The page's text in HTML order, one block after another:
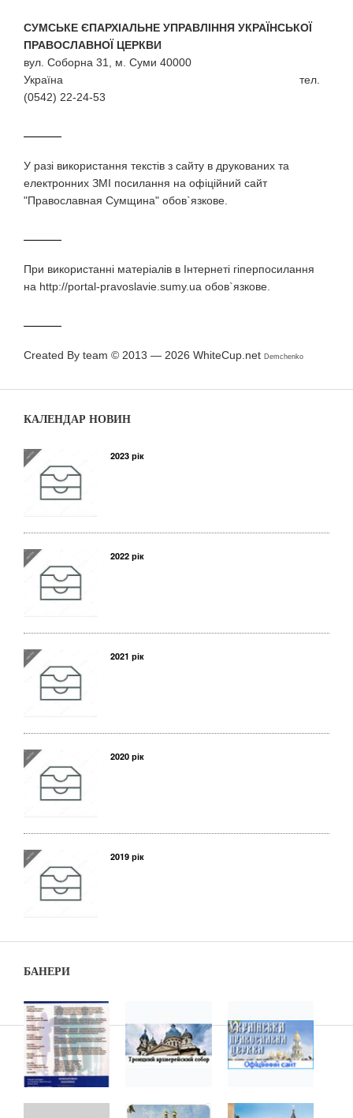
СУМСЬКЕ ЄПАРХІАЛЬНЕ УПРАВЛІННЯ УКРАЇНСЬКОЇ
ПРАВОСЛАВНОЇ ЦЕРКВИ
вул. Соборна 31, м. Суми 40000
Україна тел.
(0542) 22-24-53
У разi використання текстiв з сайту в друкованих та
електронних ЗМI посилання на офіційний сайт
"Православная Сумщина" обов`язкове.
При використаннi матерiалiв в Iнтернетi гiперпосилання
на http://portal-pravoslavie.sumy.ua обов`язкове.
Created By team © 2013 — 2026 WhiteCup.net Demchenko
КАЛЕНДАР НОВИН
2023 рік
2022 рік
2021 рік
2020 рік
2019 рік
БАНЕРИ